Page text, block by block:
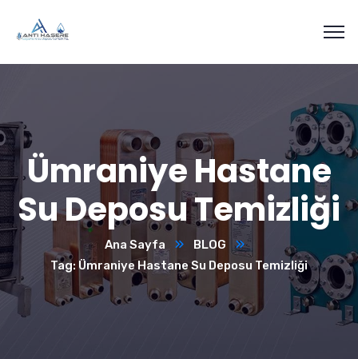
Ümraniye Hastane
Su Deposu Temizliği
Ana Sayfa
BLOG
Tag: Ümraniye Hastane Su Deposu Temizliği